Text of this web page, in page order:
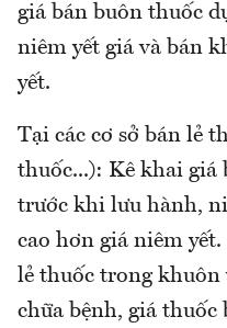
giá bán buôn thuốc
niêm yết giá và bán
yết.
Tại các cơ sở bán lẻ
thuốc...): Kê khai giá
trước khi lưu hành,
cao hơn giá niêm
lẻ thuốc trong khuôn
chữa bệnh, giá thuốc